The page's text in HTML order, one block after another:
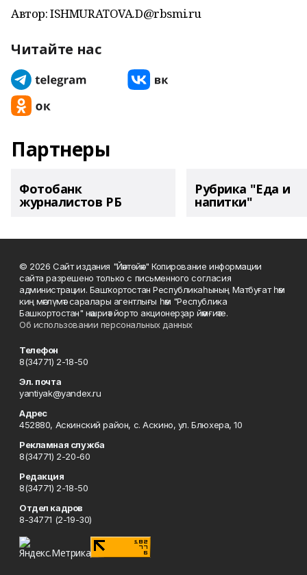
Автор: ISHMURATOVA.D@rbsmi.ru
Читайте нас
Партнеры
Фотобанк
журналистов РБ
Рубрика "Еда и
напитки"
© 2026 Сайт издания "Йәнтөйәк" Копирование информации
сайта разрешено только с письменного согласия
администрации. Башҡортостан Республикаһының Матбуғат һәм
киң мәғлүмәт саралары агентлығы һәм "Республика
Башкортостан" нәшриәт йорто акционерҙар йәмғиәте.
Об использовании персональных данных
Телефон
8(34771) 2-18-50
Эл. почта
yantiyak@yandex.ru
Адрес
452880, Аскинский район, с. Аскино, ул. Блюхера, 10
Рекламная служба
8(34771) 2-20-60
Редакция
8(34771) 2-18-50
Отдел кадров
8-34771 (2-19-30)